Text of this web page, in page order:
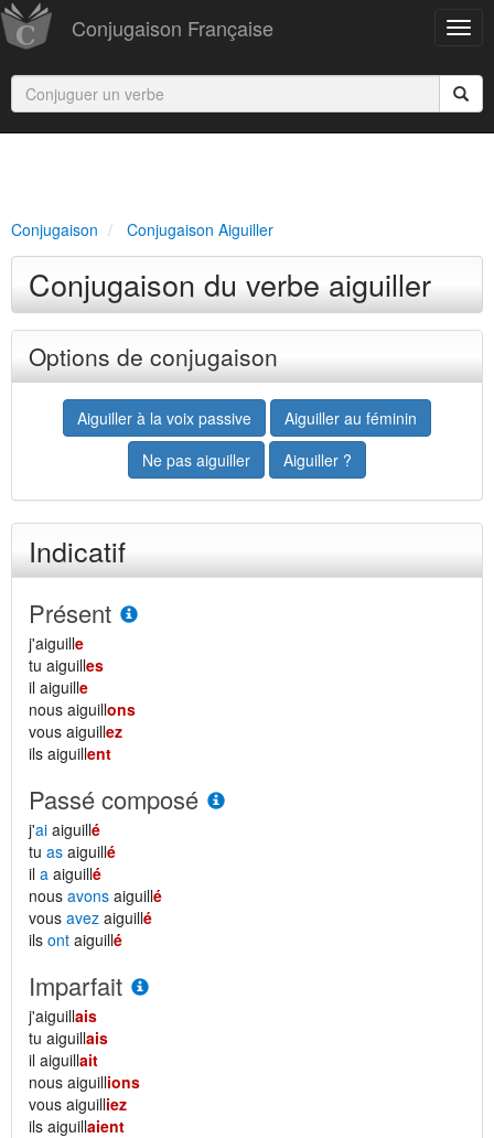
Conjugaison Française
Conjugaison Conjugaison Aiguiller
Conjugaison du verbe aiguiller
Options de conjugaison
Aiguiller à la voix passive
Aiguiller au féminin
Ne pas aiguiller
Aiguiller ?
Indicatif
Présent
j'aiguille
tu aiguilles
il aiguille
nous aiguillons
vous aiguillez
ils aiguillent
Passé composé
j'ai aiguillé
tu as aiguillé
il a aiguillé
nous avons aiguillé
vous avez aiguillé
ils ont aiguillé
Imparfait
j'aiguillais
tu aiguillais
il aiguillait
nous aiguillions
vous aiguilliez
ils aiguillaient